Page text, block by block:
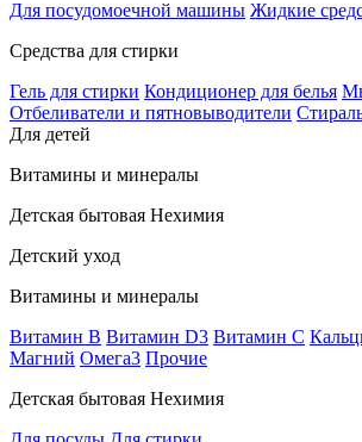
Для посудомоечной машины Жидкие
Средства для стирки
Гель для стирки Кондиционер для белья
Отбеливатели и пятновыводители
Для детей
Витамины и минералы
Детская бытовая Нехимия
Детский уход
Витамины и минералы
Витамин В Витамин D3 Витамин С
Магний Омега3 Прочие
Детская бытовая Нехимия